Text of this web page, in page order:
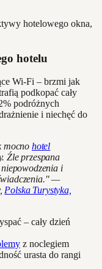
hotelu
Wi-Fi – brzmi jak
podkopać cały
podróżnych
i niechęć do
mocno hotel
Źle przespana
i
—
Polska Turystyka,
– cały dzień
z noclegiem
urasta do rangi